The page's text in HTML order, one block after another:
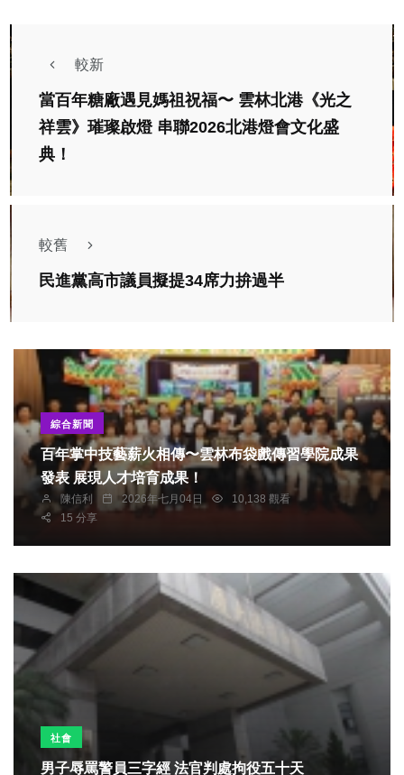
較新
當百年糖廠遇見媽祖祝福〜 雲林北港《光之
祥雲》璀璨啟燈 串聯2026北港燈會文化盛
典！
較舊
民進黨高市議員擬提34席力拚過半
綜合新聞
百年掌中技藝薪火相傳〜雲林布袋戲傳習學院成果
發表 展現人才培育成果！
陳信利 2026年七月04日
10,138 觀看
15 分享
社會
男子辱罵警員三字經 法官判處拘役五十天